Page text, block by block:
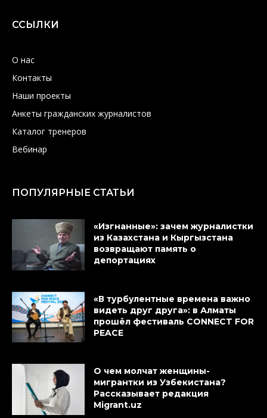
ССЫЛКИ
О нас
Контакты
Наши проекты
Анкеты гражданских журналистов
Каталог тренеров
Вебинар
ПОПУЛЯРНЫЕ СТАТЬИ
«Изгнанные»: зачем журналистки
из Казахстана и Кыргызстана
возвращают память о
депортациях
«В турбулентные времена важно
видеть друг друга»: в Алматы
прошёл фестиваль CONNECT FOR
PEACE
О чем молчат женщины-
мигрантки из Узбекистана?
Рассказывает редакция
Migrant.uz